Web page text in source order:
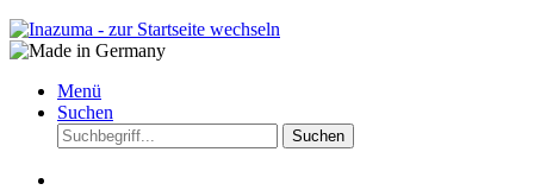
Menü
Suchen
Suchen